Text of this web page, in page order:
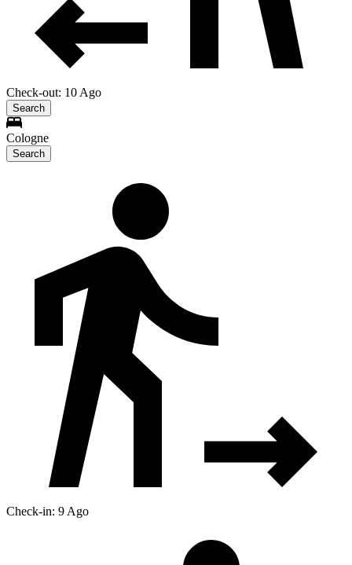
Check-out: 10 Ago
Search
Cologne
Search
Check-in: 9 Ago